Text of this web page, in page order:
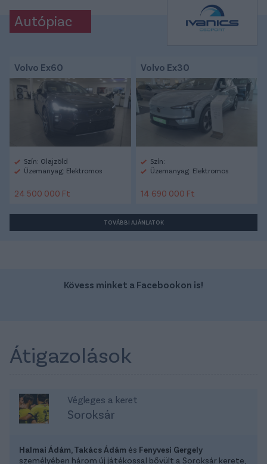
Autópiac
Volvo Ex60
Szín: Olajzöld
Üzemanyag: Elektromos
24 500 000 Ft
Volvo Ex30
Szín:
Üzemanyag: Elektromos
14 690 000 Ft
TOVÁBBI AJÁNLATOK
Kövess minket a Facebookon is!
Átigazolások
Végleges a keret
Soroksár
Halmai Ádám, Takács Ádám és Fenyvesi Gergely
személyében három új játékossal bővült a Soroksár kerete,